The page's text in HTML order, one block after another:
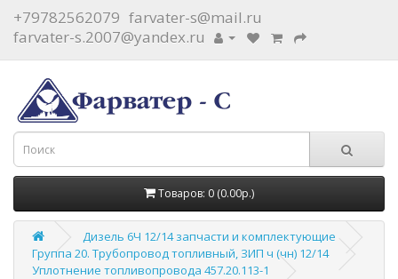
+79782562079 farvater-s@mail.ru
farvater-s.2007@yandex.ru
Товаров: 0 (0.00р.)
Дизель 6Ч 12/14 запчасти и комплектующие
Группа 20. Трубопровод топливный, ЗИП ч (чн) 12/14
Уплотнение топливопровода 457.20.113-1